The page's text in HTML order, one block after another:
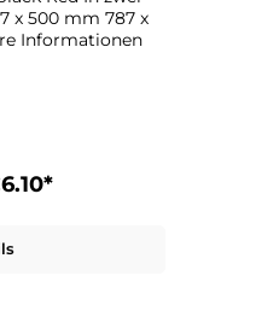
weitere Informationen